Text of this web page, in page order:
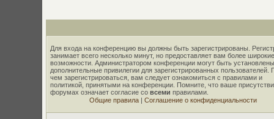
Для входа на конференцию вы должны быть зарегистрированы.
занимает всего несколько минут, но предоставляет вам более широкие
возможности. Администратором конференции могут быть
дополнительные привилегии для зарегистрированных пользователей.
чем зарегистрироваться, вам следует ознакомиться с правилами и
политикой, принятыми на конференции. Помните, что ваше
форумах означает согласие со всеми правилами.
Общие правила| Соглашение о конфиденциальности